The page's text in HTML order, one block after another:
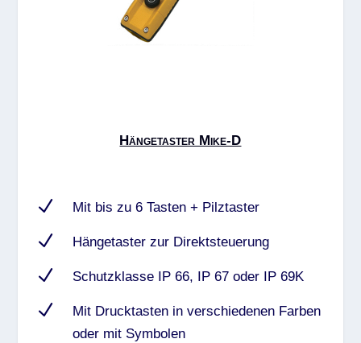
Hängetaster Mike-D
N Mit bis zu 6 Tasten + Pilztaster
N Hängetaster zur Direktsteuerung
N Schutzklasse IP 66, IP 67 oder IP 69K
N
Mit Drucktasten in verschiedenen Farben
oder mit Symbolen